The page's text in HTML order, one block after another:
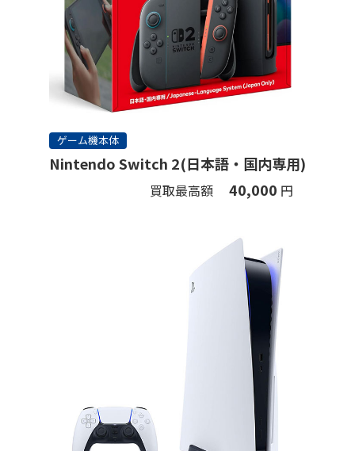
ゲーム機本体
Nintendo Switch 2(日本語・国内専用)
買取最高額 40,000 円